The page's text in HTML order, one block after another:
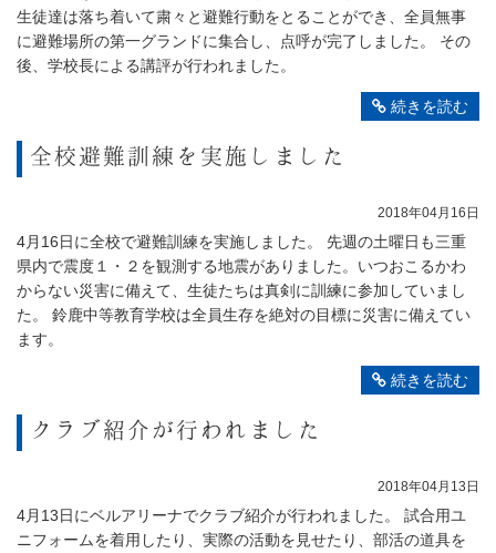
生徒達は落ち着いて粛々と避難行動をとることができ、全員無事
に避難場所の第一グランドに集合し、点呼が完了しました。 その
後、学校長による講評が行われました。
続きを読む
全校避難訓練を実施しました
2018年04月16日
4月16日に全校で避難訓練を実施しました。 先週の土曜日も三重
県内で震度１・２を観測する地震がありました。いつおこるかわ
からない災害に備えて、生徒たちは真剣に訓練に参加していまし
た。 鈴鹿中等教育学校は全員生存を絶対の目標に災害に備えてい
ます。
続きを読む
クラブ紹介が行われました
2018年04月13日
4月13日にベルアリーナでクラブ紹介が行われました。 試合用ユ
ニフォームを着用したり、実際の活動を見せたり、部活の道具を